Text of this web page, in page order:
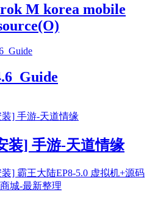
M korea mobile
装] 手游-天道情缘